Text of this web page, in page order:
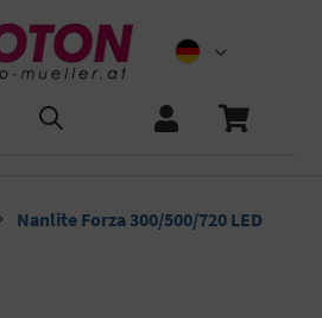
Nanlite Forza 300/500/720 LED